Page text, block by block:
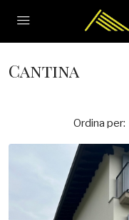
Cantina
Ordina per: